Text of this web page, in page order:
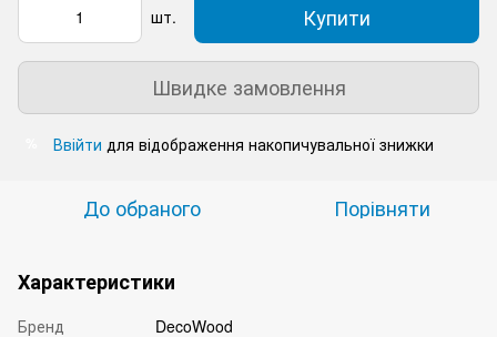
шт. Купити
Швидке замовлення
Ввійти для відображення накопичувальної знижки
До обраного Порівняти
Характеристики
Бренд
DecoWood